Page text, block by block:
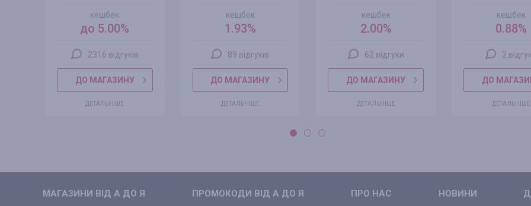
кешбек
до 5.00%
2316 відгуків
ДО МАГАЗИНУ
ДЕТАЛЬНІШЕ
кешбек
1.93%
89 відгуків
ДО МАГАЗИНУ
ДЕТАЛЬНІШЕ
кешбек
2.00%
62 відгуки
ДО МАГАЗИНУ
ДЕТАЛЬНІШЕ
кешбек
0.88%
2
ДО
ДЕТАЛЬНІШЕ
МАГАЗИНИ ВIД А ДО Я ПРОМОКОДИ ВIД А ДО Я ПРО НАС НОВИНИ